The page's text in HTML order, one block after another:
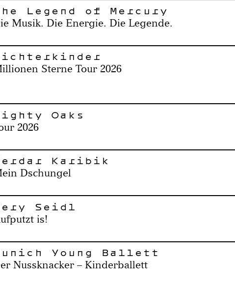
Legend of Mercury
Musik. Die Energie. Die Legende.
Sterne Tour 2026
Oaks
2026
Karibik
Dschungel
Seidl
is!
Young Ballett
Nussknacker – Kinderballett